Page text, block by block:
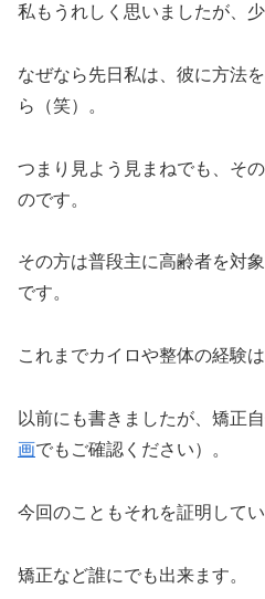
私もうれしく思いましたが、少
なぜなら先日私は、彼に方法
ら（笑）。
つまり見よう見まねでも、そ
のです。
その方は普段主に高齢者を対
です。
これまでカイロや整体の経験
以前にも書きましたが、矯正
画でもご確認ください）。
今回のこともそれを証明してい
矯正など誰にでも出来ます。